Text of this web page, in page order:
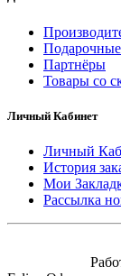
Партнёры
Товары со
Личный Кабинет
Личный
История
Мои
Рассылка